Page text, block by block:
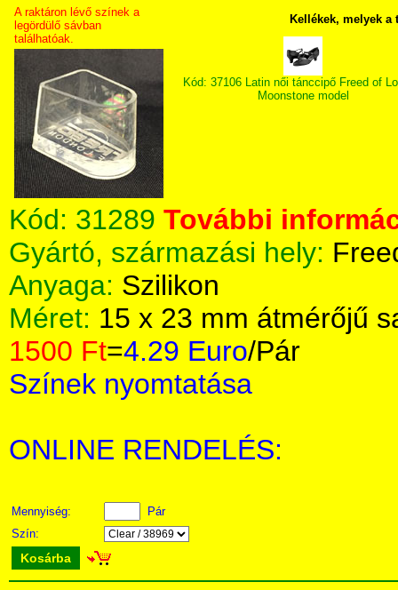
A raktáron lévő színek a
legördülő sávban
találhatóak.
Kellékek, melyek
Kód: 37106 Latin női tánccipő Freed of
Moonstone model
Kód: 31289 További
Gyártó, származási hely:
Anyaga: Szilikon
Méret: 15 x 23 mm átmérőjű
1500 Ft=4.29 Euro/Pár
Színek nyomtatása
ONLINE RENDELÉS:
Mennyiség:
Pár
Szín:
Kosárba